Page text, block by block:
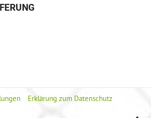
Erklärung zum Datenschutz